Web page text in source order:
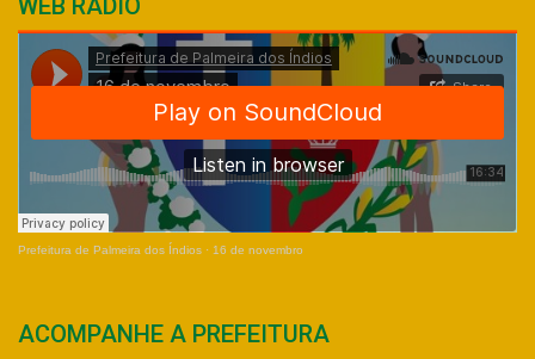
Prefeitura de Palmeira dos Índios · 16 de novembro
ACOMPANHE A PREFEITURA